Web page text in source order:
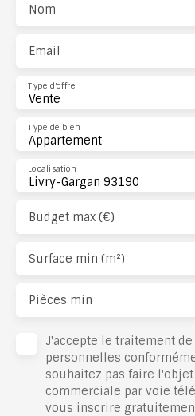
Nom
Email
Vente
Type d'offre
Appartement
Type de bien
Livry-Gargan 93190
Localisation
Budget max (€)
Surface min (m²)
Pièces min
J'accepte le traitement
personnelles
souhaitez pas faire
commerciale par voie
vous inscrire